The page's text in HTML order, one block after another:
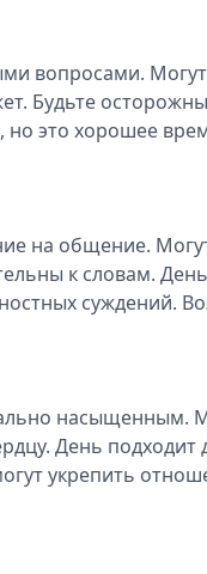
вопросами.
Будьте
это хорошее
на общение.
к словам.
суждений.
насыщенным.
День
укрепить